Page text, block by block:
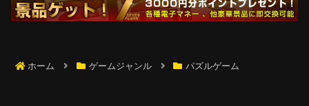
ホーム ゲームジャンル パズルゲーム